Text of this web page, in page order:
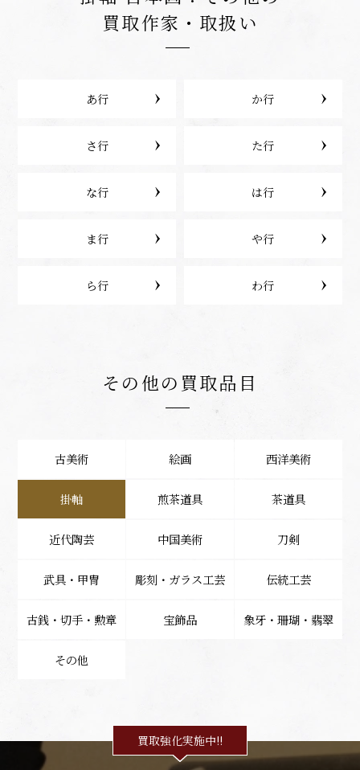
買取作家・取扱い
あ行 か行
さ行 た行
な行 は行
ま行 や行
ら行 わ行
その他の買取品目
古美術 絵画 西洋美術
掛軸 煎茶道具 茶道具
近代陶芸 中国美術 刀剣
武具・甲冑 彫刻・ガラス工芸 伝統工芸
古銭・切手・勲章 宝飾品 象牙・珊瑚・翡翠
その他
買取強化実施中!!